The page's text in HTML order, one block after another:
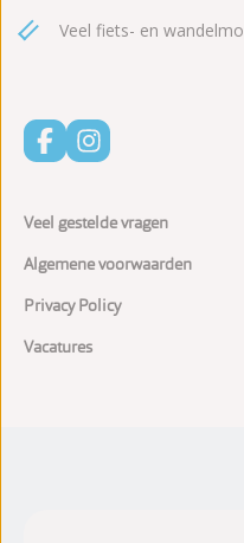
Veel fiets- en
Veel gestelde vragen
Algemene voorwaarden
Privacy Policy
Vacatures